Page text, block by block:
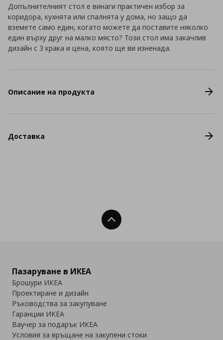
Допълнителният стол е винаги практичен избор за
коридора, кухнята или спалнята у дома, но защо да
вземете само един, когато можете да поставите няколко
един върху друг на малко място? Този стол има закачлив
дизайн с 3 крака и цена, която ще ви изненада.
Описание на продукта
Доставка
Нагоре
Пазаруване в ИКЕА
Брошури ИКЕА
Проектиране и дизайн
Ръководства за закупуване
Гаранции ИКЕА
Ваучер за подарък ИКЕА
Условия за връщане на закупени стоки